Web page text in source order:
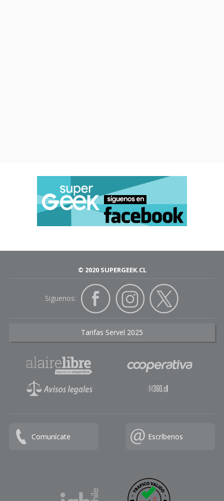
© 2020 SUPERGEEK.CL
Siguenos:
Tarifas Servel 2025
Comunícate Escríbenos